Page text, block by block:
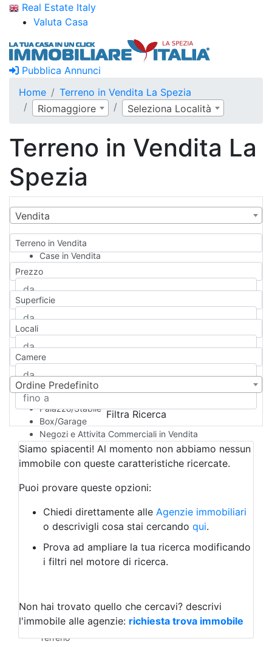
Real Estate Italy
Valuta Casa
Pubblica Annunci
Home
Terreno in Vendita La Spezia
Riomaggiore
Seleziona Località
Terreno in Vendita La
Spezia
Vendita
Terreno in Vendita
Case in Vendita
Qualsiasi
Appartamento
Casa indipendente
Casa Semi-indipendente
Attico/Mansarda
Rustico/Casale
Camera d'Albergo
Multiproprietà
Palazzo/Stabile
Box/Garage
Negozi e Attivita Commerciali in Vendita
Qualsiasi
Attività/Licenza Commerciale
Azienda Agricola
Bar/Ristorante
Albergo
Laboratorio Artigianale
Negozio/locale commerciale
Agriturismo
Magazzini
Qualsiasi
Terreno edificabile
Terreno
Prezzo
Superficie
Locali
Camere
Ordine Predefinito
Filtra Ricerca
Siamo spiacenti! Al momento non abbiamo nessun
immobile con queste caratteristiche ricercate.
Puoi provare queste opzioni:
Chiedi direttamente alle Agenzie immobiliari
o descrivigli cosa stai cercando qui.
Prova ad ampliare la tua ricerca modificando
i filtri nel motore di ricerca.
Non hai trovato quello che cercavi? descrivi
l'immobile alle agenzie: richiesta trova immobile